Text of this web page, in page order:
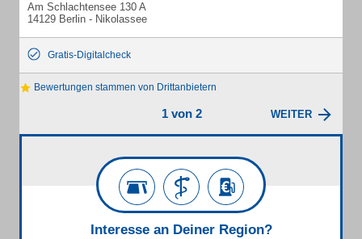
Am Schlachtensee 130 A
14129 Berlin - Nikolassee
Gratis-Digitalcheck
Bewertungen stammen von Drittanbietern
1 von 2 WEITER
Interesse an Deiner Region?